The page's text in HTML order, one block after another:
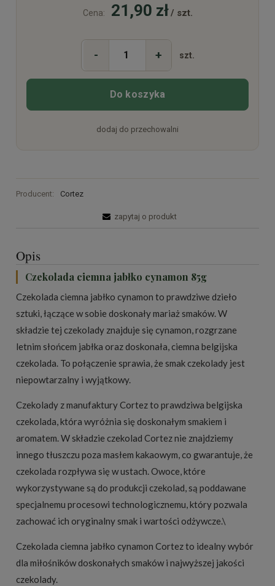
Cena: 21,90 zł/ szt.
- + szt.
Do koszyka
dodaj do przechowalni
Producent: Cortez
zapytaj o produkt
Opis
Czekolada ciemna jabłko cynamon 85g
Czekolada ciemna jabłko cynamon to prawdziwe dzieło
sztuki, łączące w sobie doskonały mariaż smaków. W
składzie tej czekolady znajduje się cynamon, rozgrzane
letnim słońcem jabłka oraz doskonała, ciemna belgijska
czekolada. To połączenie sprawia, że smak czekolady jest
niepowtarzalny i wyjątkowy.
Czekolady z manufaktury Cortez to prawdziwa belgijska
czekolada, która wyróżnia się doskonałym smakiem i
aromatem. W składzie czekolad Cortez nie znajdziemy
innego tłuszczu poza masłem kakaowym, co gwarantuje, że
czekolada rozpływa się w ustach. Owoce, które
wykorzystywane są do produkcji czekolad, są poddawane
specjalnemu procesowi technologicznemu, który pozwala
zachować ich oryginalny smak i wartości odżywcze.\
Czekolada ciemna jabłko cynamon Cortez to idealny wybór
dla miłośników doskonałych smaków i najwyższej jakości
czekolady.